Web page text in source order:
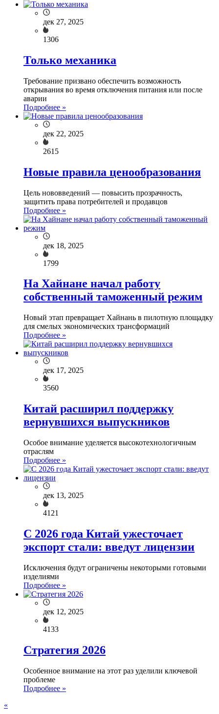
дек 27, 2025
1306
Только механика
Требование призвано обеспечить возможность
открывания во время отключения питания или после
аварии
Подробнее »
дек 22, 2025
2615
Новые правила ценообразования
Цель нововведений — повысить прозрачность,
защитить права потребителей и продавцов
Подробнее »
дек 18, 2025
1799
На Хайнане начал работу
собственный таможенный режим
Новый этап превращает Хайнань в пилотную площадку
для смелых экономических трансформаций
Подробнее »
дек 17, 2025
3560
Китай расширил поддержку
вернувшихся выпускников
Особое внимание уделяется высокотехнологичным
отраслям
Подробнее »
дек 13, 2025
4121
С 2026 года Китай ужесточает
экспорт стали: введут лицензии
Исключения будут ограничены некоторыми готовыми
изделиями
Подробнее »
дек 12, 2025
4133
Стратегия 2026
Особенное внимание на этот раз уделили ключевой
проблеме
Подробнее »
«